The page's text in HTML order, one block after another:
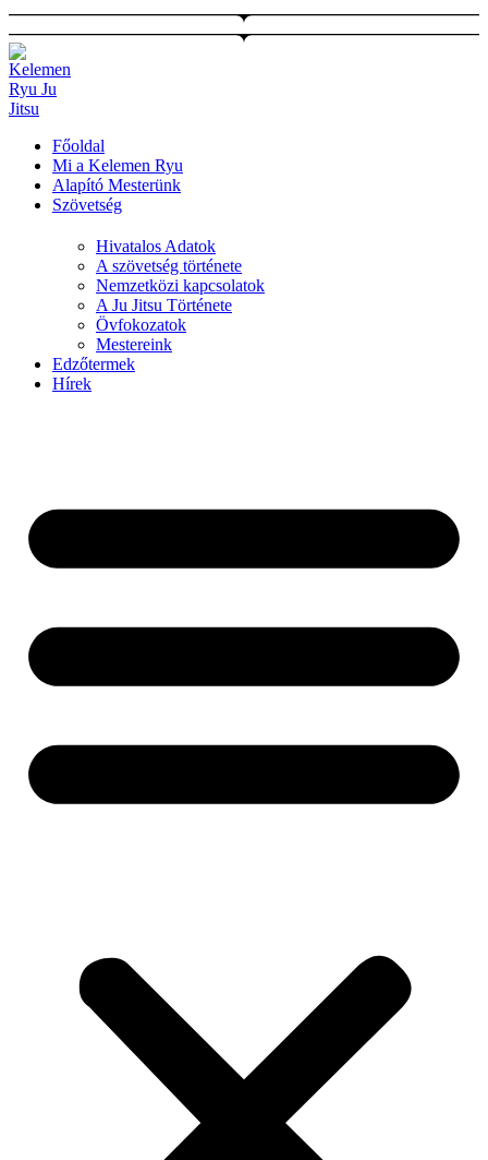
Ugrás
a
tartalomhoz
Főoldal
Mi a Kelemen Ryu
Alapító Mesterünk
Szövetség
Hivatalos Adatok
A szövetség története
Nemzetközi kapcsolatok
A Ju Jitsu Története
Övfokozatok
Mestereink
Edzőtermek
Hírek